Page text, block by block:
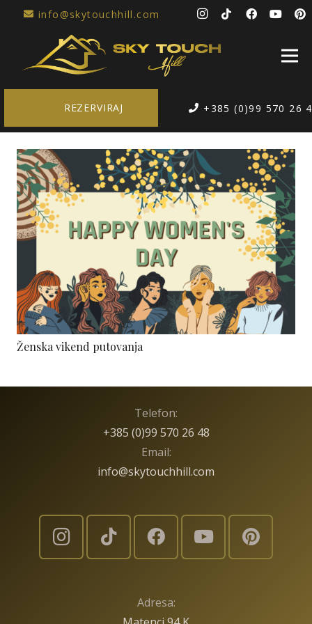
info@skytouchhill.com
REZERVIRAJ +385 (0)99 570 26
Ženska vikend putovanja
Telefon:
+385 (0)99 570 26 48
Email:
info@skytouchhill.com
Adresa: